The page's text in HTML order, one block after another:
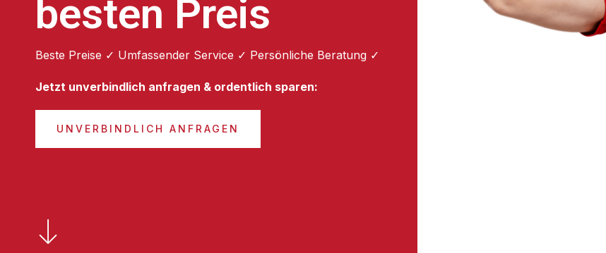
besten Preis
Beste Preise ✓ Umfassender Service ✓ Persönliche Beratung ✓
Jetzt unverbindlich anfragen & ordentlich sparen:
UNVERBINDLICH ANFRAGEN